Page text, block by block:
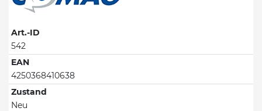
Art.-ID
542
EAN
4250368410638
Zustand
Neu